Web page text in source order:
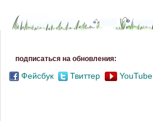
подписаться на обновления:
Фейсбук Твиттер YouTube